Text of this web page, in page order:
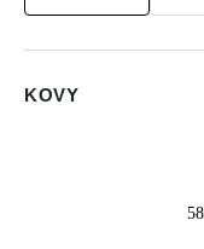
KOVY